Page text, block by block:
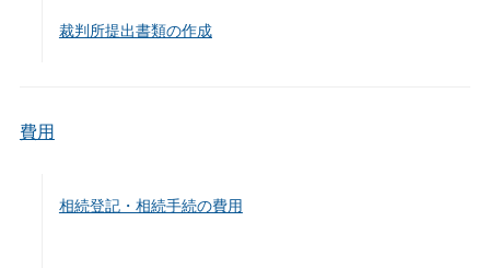
裁判所提出書類の作成
費用
相続登記・相続手続の費用